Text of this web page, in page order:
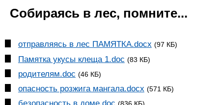
Собираясь в лес, помните...
отправляясь в лес ПАМЯТКА.docx (97 КБ)
Памятка укусы клеща 1.doc (83 КБ)
родителям.doc (46 КБ)
опасность розжига мангала.docx (571 КБ)
(836 КБ)